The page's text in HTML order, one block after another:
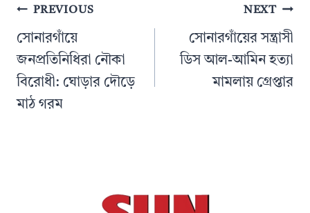
PostPREVIOUS
সোনারগাঁয়ে
জনপ্রতিনিধিরা নৌকা
বিরোধী: ঘোড়ার দৌড়ে
মাঠ গরম
NEXT
সোনারগাঁয়ের সন্ত্রাসী
ডিস আল-আমিন হত্যা
মামলায় গ্রেপ্তার